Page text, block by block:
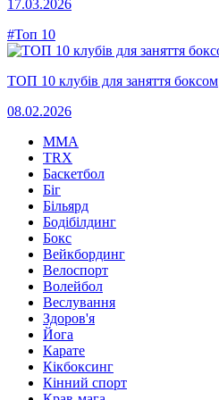
17.03.2026
#Топ 10
ТОП 10 клубів для заняття боксом
08.02.2026
MMA
TRX
Баскетбол
Біг
Більярд
Бодібілдинг
Бокс
Вейкбординг
Велоспорт
Волейбол
Веслування
Здоров'я
Йога
Карате
Кікбоксинг
Кінний спорт